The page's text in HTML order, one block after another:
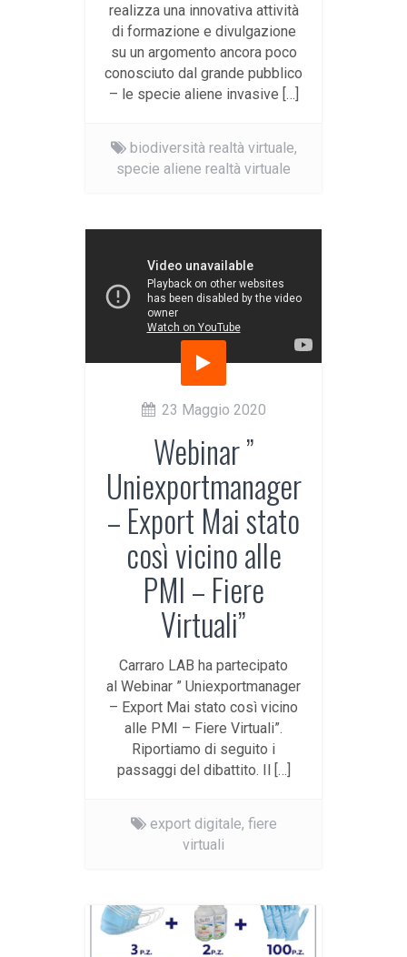
realizza una innovativa attività
di formazione e divulgazione
su un argomento ancora poco
conosciuto dal grande pubblico
– le specie aliene invasive […]
biodiversità realtà virtuale,
specie aliene realtà virtuale
23 Maggio 2020
Webinar ”
Uniexportmanager
– Export Mai stato
così vicino alle
PMI – Fiere
Virtuali”
Carraro LAB ha partecipato
al Webinar ” Uniexportmanager
– Export Mai stato così vicino
alle PMI – Fiere Virtuali”.
Riportiamo di seguito i
passaggi del dibattito. Il […]
export digitale, fiere
virtuali